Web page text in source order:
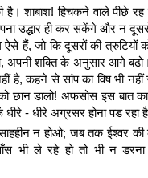
है। शाबाश! हिचकने वाले
उद्धार ही कर सकेंगे और न
हैं, जो कि दूसरों की त्रुटियों
शक्ति के अनुसार आगे
है, कहने से सांप का विष भी
को छान डालो! अफसोस इस बात
- धीरे अग्रसर होना पड
न होओ; जब तक ईश्वर की
भी ले रहे हो तो भी न